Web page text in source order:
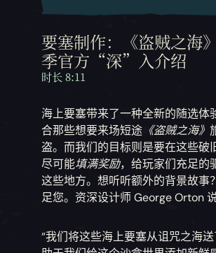
要塞制作：《盗贼之海
季官方“深”入介绍
时长 8:11
海上要塞带来了一种全新的随选体
合那些想要来场短途 《盗贼之海》
盗。而我们的目标则是要在这些破
尽可能填满奖励，给玩家们充足的
这些地方。想听听额外的背景故事
足您。资深设计师 George Orton 说
“我们将这些海上要塞从诅咒之海